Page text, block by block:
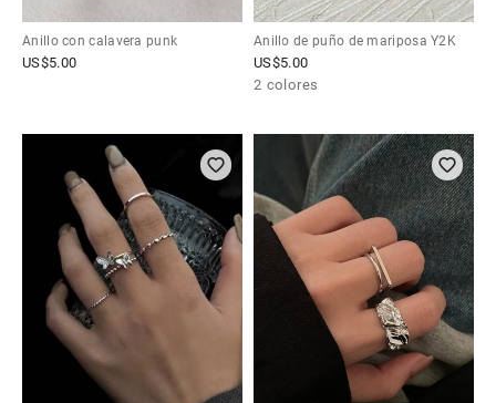
Anillo con calavera punk
US$5.00
Anillo de puño de mariposa Y2K
US$5.00
2 colores